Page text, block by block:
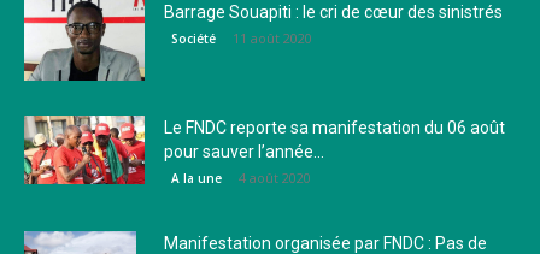
Barrage Souapiti : le cri de cœur des sinistrés
Société 11 août 2020
Le FNDC reporte sa manifestation du 06 août
pour sauver l’année...
A la une 4 août 2020
Manifestation organisée par FNDC : Pas de